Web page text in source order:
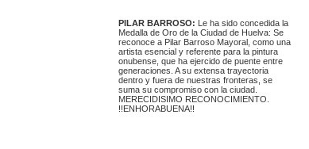
PILAR BARROSO: Le ha sido concedida la
Medalla de Oro de la Ciudad de Huelva: Se
reconoce a Pilar Barroso Mayoral, como una
artista esencial y referente para la pintura
onubense, que ha ejercido de puente entre
generaciones. A su extensa trayectoria
dentro y fuera de nuestras fronteras, se
suma su compromiso con la ciudad.
MERECIDISIMO RECONOCIMIENTO.
!!ENHORABUENA!!